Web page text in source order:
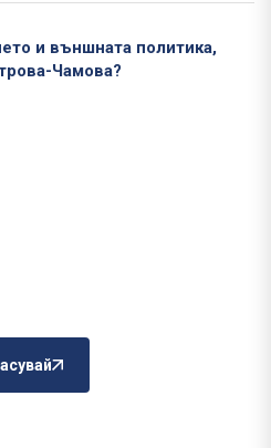
и външната политика,
Чамова?